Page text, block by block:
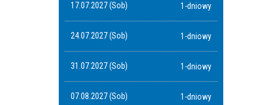
17.07.2027 (Sob) 1-dniowy
24.07.2027 (Sob) 1-dniowy
31.07.2027 (Sob) 1-dniowy
07.08.2027 (Sob) 1-dniowy